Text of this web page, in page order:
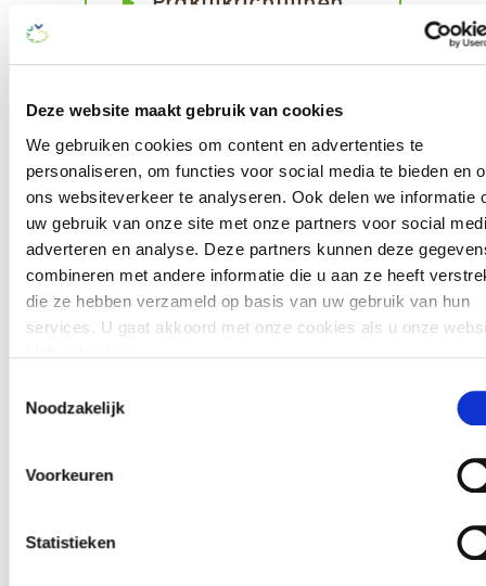
Deze website maakt gebruik van cookies
We gebruiken cookies om content en advertenties te
personaliseren, om functies voor social media te bieden en
ons websiteverkeer te analyseren. Ook delen we informatie
uw gebruik van onze site met onze partners voor social
adverteren en analyse. Deze partners kunnen deze
combineren met andere informatie die u aan ze heeft
die ze hebben verzameld op basis van uw gebruik van hun
services. U gaat akkoord met onze cookies als u onze
Je kunt op elk moment je cookie-instellingen aanpassen of je
intrekking. Lees hier meer over onze
Noodzakelijk
Voorkeuren
Statistieken
zorgverleners
WLZ-kompas
Als u vragen heeft over welke zorg onder de
verzekerde WLZ-zorg valt, of welke extra
betalingen een zorgaanbieder in rekening mag
brengen, kunt u dit opzoeken in hetWLZ-
kompasop de website van het Zorginstituut
Nederland.
Als u vragen heeft over welke zorg onder de
in hetZvW-kompas